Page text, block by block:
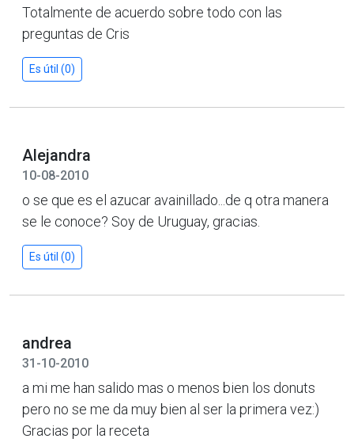
Totalmente de acuerdo sobre todo con las
preguntas de Cris
Es útil (0)
Alejandra
10-08-2010
o se que es el azucar avainillado...de q otra manera
se le conoce? Soy de Uruguay, gracias.
Es útil (0)
andrea
31-10-2010
a mi me han salido mas o menos bien los donuts
pero no se me da muy bien al ser la primera vez:)
Gracias por la receta